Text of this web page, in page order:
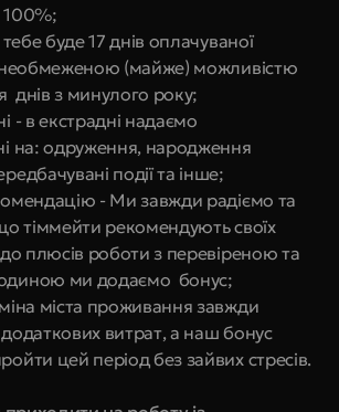
100%;
тебе буде 17 днів оплачуваної
необмеженою (майже) можливістю
днів з минулого року;
- в екстрадні надаємо
на: одруження, народження
події та інше;
- Ми завжди радіємо та
тіммейти рекомендують своїх
плюсів роботи з перевіреною та
ми додаємо  бонус;
міста проживання завжди
витрат, а наш бонус
цей період без зайвих стресів.